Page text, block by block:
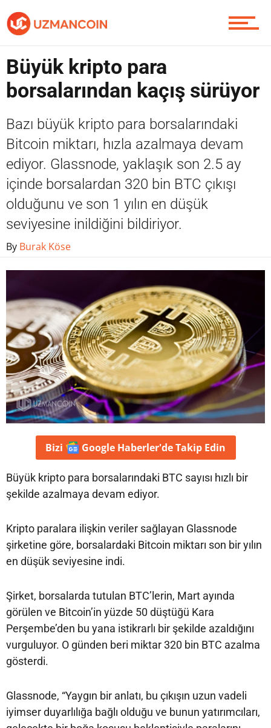
Piyasa
Contact / İletişim
Büyük kripto para
borsalarından kaçış sürüyor
Bazı büyük kripto para borsalarındaki
Bitcoin miktarı, hızla azalmaya devam
ediyor. Glassnode, yaklaşık son 2.5 ay
içinde borsalardan 320 bin BTC çıkışı
olduğunu ve son 1 yılın en düşük
seviyesine inildiğini bildiriyor.
By Burak Köse
Bizi Google Haberler'deTakip Edin
Büyük kripto para borsalarındaki BTC sayısı hızlı bir
şekilde azalmaya devam ediyor.
Kripto paralara ilişkin veriler sağlayan Glassnode
şirketine göre, borsalardaki Bitcoin miktarı son bir yılın
en düşük seviyesine indi.
Şirket, borsalarda tutulan BTC’lerin, Mart ayında
görülen ve Bitcoin’in yüzde 50 düştüğü Kara
Perşembe’den bu yana istikrarlı bir şekilde azaldığını
vurguluyor. O günden beri miktar 320 bin BTC azalma
gösterdi.
Glassnode, “Yaygın bir anlatı, bu çıkışın uzun vadeli
iyimser duyarlılığa bağlı olduğu ve bunun yatırımcıları,